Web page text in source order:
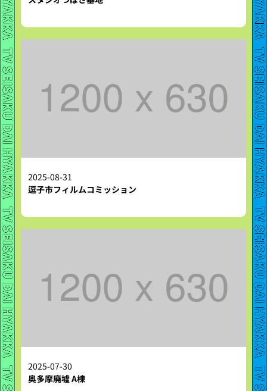
2025-08-31
逗子市フィルムコミッション
2025-07-30
奥多摩廃墟 A棟